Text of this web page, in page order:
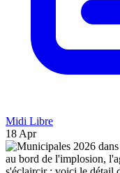
Midi Libre
18 Apr